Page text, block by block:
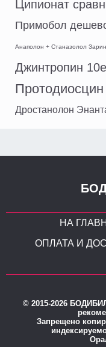
Ципионат
Примобол
Анаполон + Станазолол
Джинтропин
Дростанолон
НА
ОПЛАТА И
© 2015-2026
Запрещено